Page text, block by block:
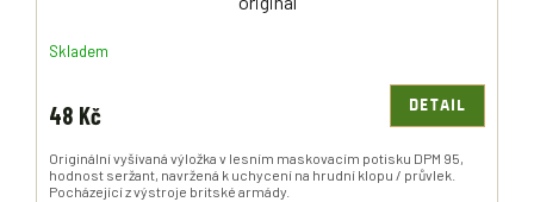
Skladem
48 Kč DETAIL
Originální vyšívaná výložka v lesním maskovacím potisku DPM 95,
hodnost seržant, navržená k uchycení na hrudní klopu / průvlek.
Pocházející z výstroje britské armády.